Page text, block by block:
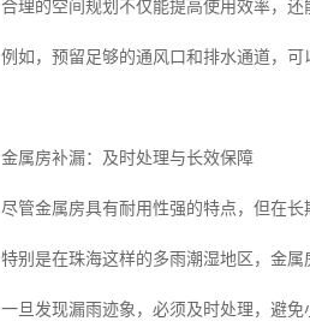
合理的空间规划不仅能提高使用效率，还
例如，预留足够的通风口和排水通道，
金属房补漏：及时处理与长效保障
尽管金属房具有耐用性强的特点，但在
特别是在珠海这样的多雨潮湿地区，金属
一旦发现漏雨迹象，必须及时处理，避免